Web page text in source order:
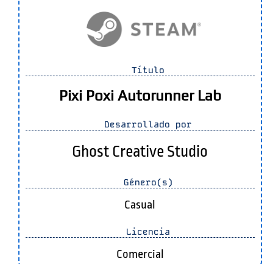
Título
Pixi Poxi Autorunner Lab
Desarrollado por
Ghost Creative Studio
Género(s)
Casual
Licencia
Comercial